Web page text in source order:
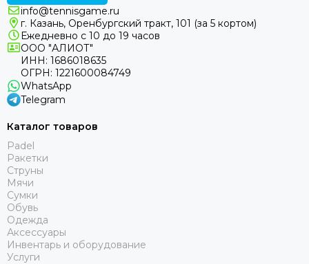
info@tennisgame.ru
г. Казань, Оренбургский тракт, 101 (за 5 кортом)
Ежедневно с 10 до 19 часов
ООО "АЛИОТ"
ИНН: 1686018635
ОГРН: 1221600084749
WhatsApp
Telegram
Каталог товаров
Padel
Ракетки
Струны
Мячи
Сумки
Обувь
Одежда
Аксессуары
Инвентарь и оборудование
Услуги